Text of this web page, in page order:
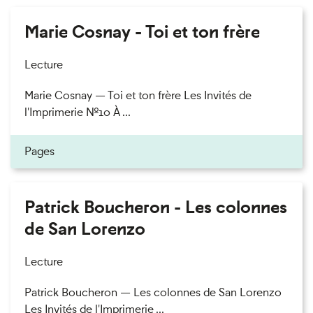
Marie Cosnay - Toi et ton frère
Lecture
Marie Cosnay — Toi et ton frère Les Invités de
l'Imprimerie n°10 À ...
Pages
Patrick Boucheron - Les colonnes
de San Lorenzo
Lecture
Patrick Boucheron — Les colonnes de San Lorenzo
Les Invités de l'Imprimerie ...